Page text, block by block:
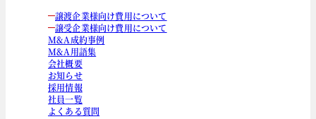
譲渡企業様向け費用について
譲受企業様向け費用について
M&A成約事例
M&A用語集
会社概要
お知らせ
採用情報
社員一覧
よくある質問